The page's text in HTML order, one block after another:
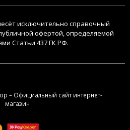
исключительно справочный
офертой, определяемой
Статьи 437 ГК РФ.
– Официальный сайт интернет-
магазин